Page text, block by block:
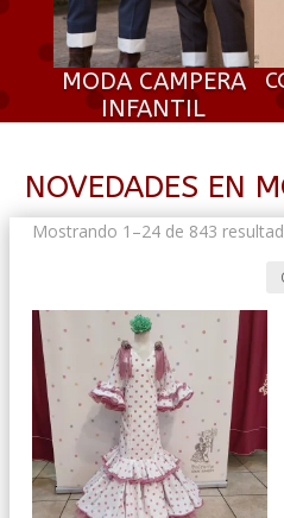
MODA CAMPERA
INFANTIL
NOVEDADES EN
Mostrando 1–24 de 843